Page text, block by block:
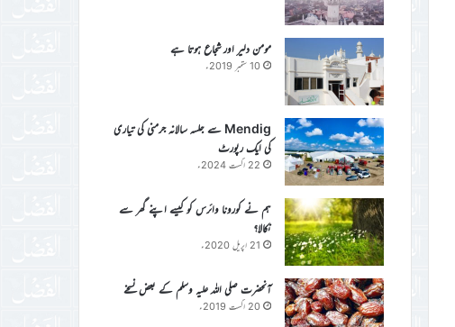
مومن دلیر اور شجاع ہوتا ہے
10 ستمبر 2019ء
Mendig سے جلسہ سالانہ جرمنی کی تیاری
کی ایک رپورٹ
22 اگست 2024ء
ہم نے کورونا وائرس کو کیسے اپنے گھر سے
نکالا؟
21 اپریل 2020ء
آنحضرت صلی اللہ علیہ وسلم کے بعض نسخے
20 اگست 2019ء